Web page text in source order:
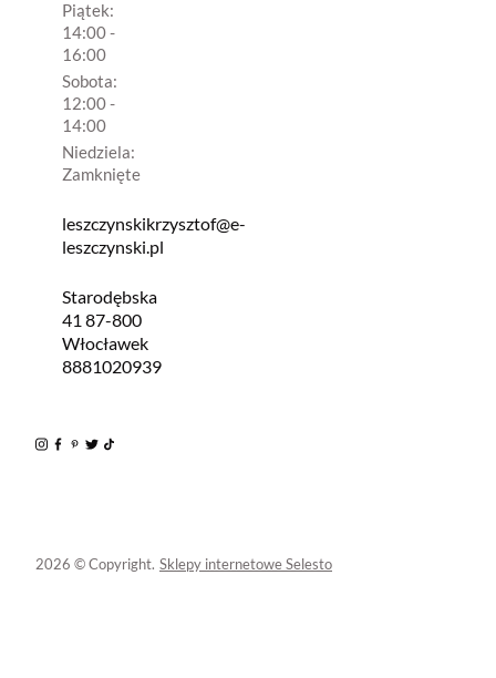
Piątek:
14:00 -
16:00
Sobota:
12:00 -
14:00
Niedziela:
Zamknięte
leszczynskikrzysztof@e-
leszczynski.pl
Starodębska
41 87-800
Włocławek
8881020939
2026 © Copyright. Sklepy internetowe Selesto